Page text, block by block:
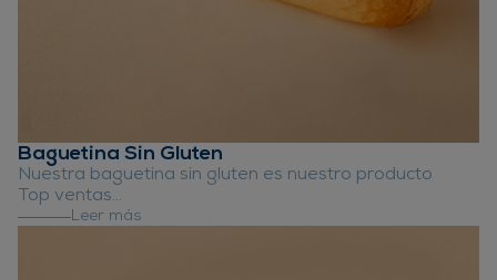
Baguetina Sin Gluten
Nuestra baguetina sin gluten es nuestro producto
Top ventas...
Leer más